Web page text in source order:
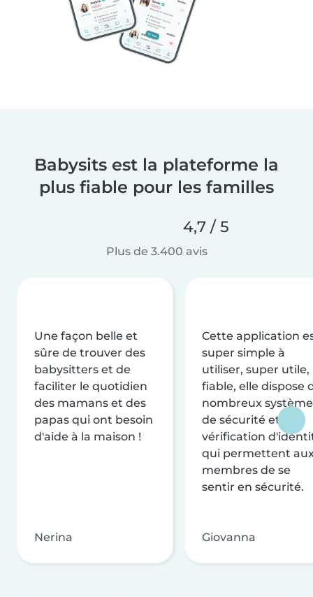
Babysits est la plateforme la
plus fiable pour les familles
4,7 / 5
Plus de 3.400 avis
Une façon belle et
sûre de trouver des
babysitters et de
faciliter le quotidien
des mamans et des
papas qui ont besoin
d'aide à la maison !
Nerina
Cette application
super simple à
utiliser, super utile,
fiable, elle dispose
nombreux
de sécurité et de
vérification
qui permettent
membres de se
sentir en sécurité.
Giovanna